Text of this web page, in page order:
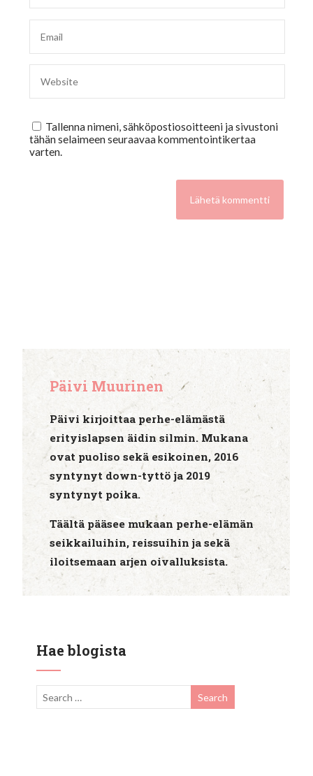
Tallenna nimeni, sähköpostiosoitteeni ja sivustoni
tähän selaimeen seuraavaa kommentointikertaa
varten.
Päivi Muurinen
Päivi kirjoittaa perhe-elämästä
erityislapsen äidin silmin. Mukana
ovat puoliso sekä esikoinen, 2016
syntynyt down-tyttö ja 2019
syntynyt poika.
Täältä pääsee mukaan perhe-elämän
seikkailuihin, reissuihin ja sekä
iloitsemaan arjen oivalluksista.
Hae blogista